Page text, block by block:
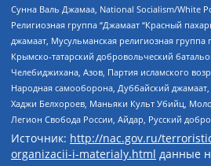
Сунна Валь Джамаа, National Socialism/White
Религиозная группа “Джамаат “Красный
джамаат, Мусульманская религиозная группа
Крымско-татарский добровольческий
Челебиджихана, Азов, Партия исламского
Народная самооборона, Дуббайский джамаат,
Хаджи Белхороев, Маньяки Культ Убийц,
Легион Свобода России, Айдар, Русский
Источник: http://nac.gov.ru/
organizacii-i-materialy.html данные